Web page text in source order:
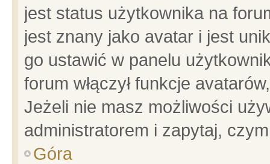
jest status użytkownika na
jest znany jako avatar i jest
go ustawić w panelu
forum włączył funkcje
Jeżeli nie masz możliwości
administratorem i zapytaj,
Góra